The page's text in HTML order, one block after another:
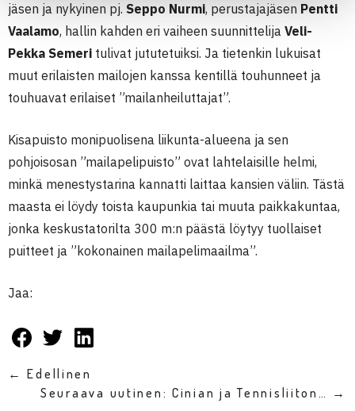
jäsen ja nykyinen pj. Seppo Nurmi, perustajajäsen Pentti
Vaalamo, hallin kahden eri vaiheen suunnittelija Veli-
Pekka Semeri tulivat jututetuiksi. Ja tietenkin lukuisat
muut erilaisten mailojen kanssa kentillä touhunneet ja
touhuavat erilaiset ”mailanheiluttajat”.
Kisapuisto monipuolisena liikunta-alueena ja sen
pohjoisosan ”mailapelipuisto” ovat lahtelaisille helmi,
minkä menestystarina kannatti laittaa kansien väliin. Tästä
maasta ei löydy toista kaupunkia tai muuta paikkakuntaa,
jonka keskustatorilta 300 m:n päästä löytyy tuollaiset
puitteet ja ”kokonainen mailapelimaailma”.
Jaa:
← Edellinen
Seuraava uutinen: Cinian ja Tennisliiton… →